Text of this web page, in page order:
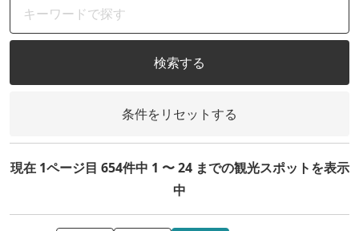
検索する
条件をリセットする
現在 1ページ目 654件中 1 〜 24 までの観光スポットを表示
中